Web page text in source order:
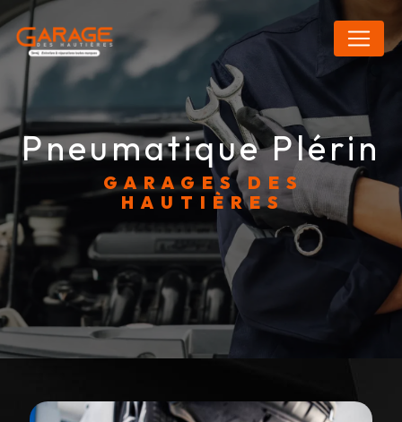
pneumatique Plérin
GARAGES DES
HAUTIÈRES
Panneau de gestion des cookies